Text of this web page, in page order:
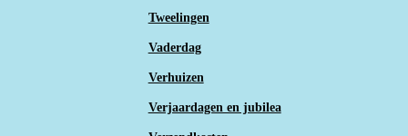
Tweelingen
Vaderdag
Verhuizen
Verjaardagen en jubilea